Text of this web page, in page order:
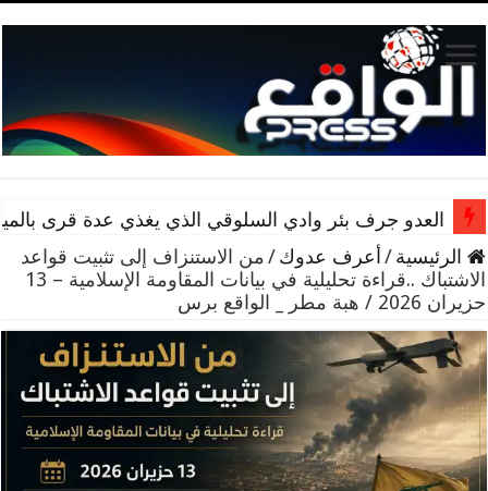
العدو جرف بئر وادي السلوقي الذي يغذي عدة قرى
الرئيسية /أعرف عدوك /من الاستنزاف إلى تثبيت قواعد
الاشتباك ..قراءة تحليلية في بيانات المقاومة الإسلامية – 13
حزيران 2026 / هبة مطر _ الواقع برس